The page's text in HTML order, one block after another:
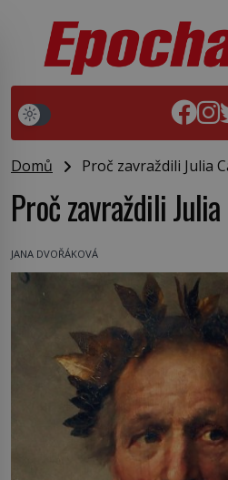
Domů Proč zavraždili Julia
Proč zavraždili
JANA DVOŘÁKOVÁ